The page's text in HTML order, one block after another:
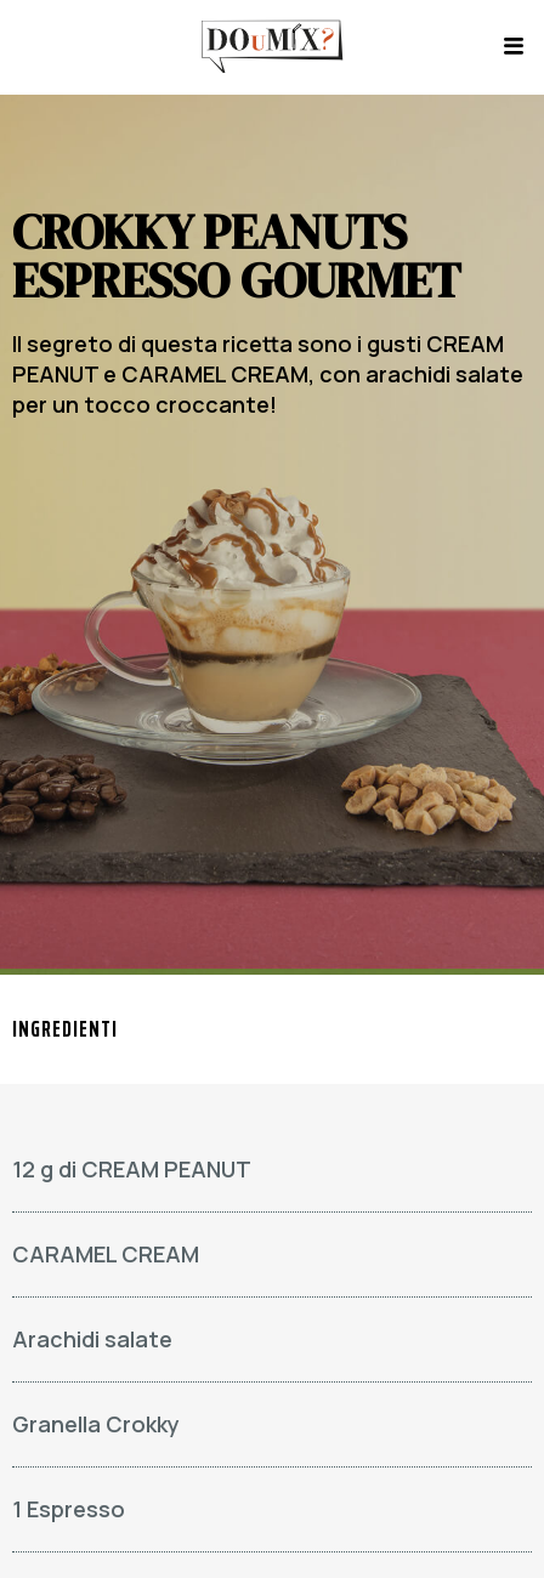
CROKKY PEANUTS
ESPRESSO GOURMET
Il segreto di questa ricetta sono i gusti CREAM
PEANUT e CARAMEL CREAM, con arachidi salate
per un tocco croccante!
INGREDIENTI
12 g di CREAM PEANUT
CARAMEL CREAM
Arachidi salate
Granella Crokky
1 Espresso